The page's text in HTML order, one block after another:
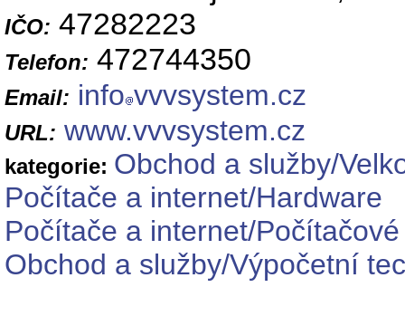
IČO: 47282223
Telefon: 472744350
Email: info vvvsystem.cz
URL: www.vvvsystem.cz
kategorie: Obchod a služby/
Počítače a internet/Hardware
Počítače a internet/
Obchod a služby/Výpočetní